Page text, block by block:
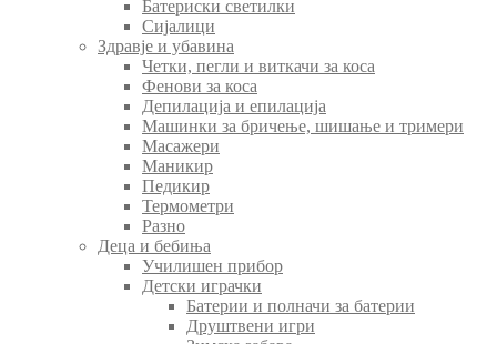
Батериски светилки
Сијалици
Здравје и убавина
Четки, пегли и виткачи за коса
Фенови за коса
Депилација и епилација
Машинки за бричење, шишање и тримери
Масажери
Маникир
Педикир
Термометри
Разно
Деца и бебиња
Училишен прибор
Детски играчки
Батерии и полначи за батерии
Друштвени игри